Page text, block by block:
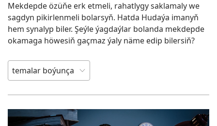
Mekdepde özüňe erk etmeli, rahatlygy saklamaly we
sagdyn pikirlenmeli bolarsyň. Hatda Hudaýa imanyň
hem synalyp biler. Şeýle ýagdaýlar bolanda mekdepde
okamaga höwesiň gaçmaz ýaly näme edip bilersiň?